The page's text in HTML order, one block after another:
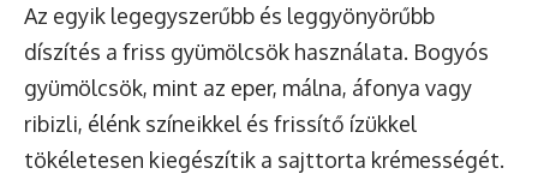
Az egyik legegyszerűbb és leggyönyörűbb
díszítés a friss gyümölcsök használata. Bogyós
gyümölcsök, mint az eper, málna, áfonya vagy
ribizli, élénk színeikkel és frissítő ízükkel
tökéletesen kiegészítik a sajttorta krémességét.